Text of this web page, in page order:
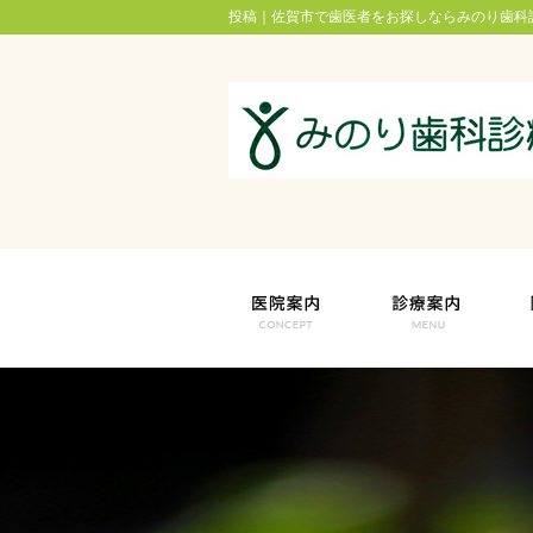
投稿｜佐賀市で歯医者をお探しならみのり歯科